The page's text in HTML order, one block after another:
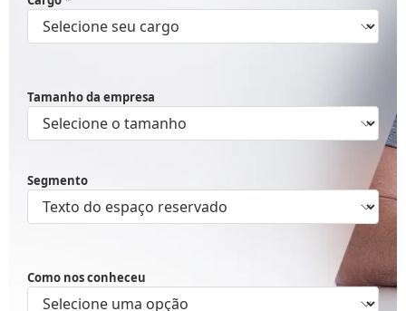
Tamanho da empresa
Segmento
Como nos conheceu